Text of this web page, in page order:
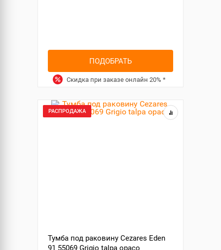
ПОДОБРАТЬ
Скидка при заказе онлайн 20% *
РАСПРОДАЖА
Тумба под раковину Cezares Eden
91 55069 Grigio talpa opaco